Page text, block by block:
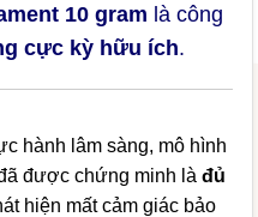
10 gram là công
cực kỳ hữu ích.
hành lâm sàng, mô hình
được chứng minh làđủ
hiện mất cảm giác bảo